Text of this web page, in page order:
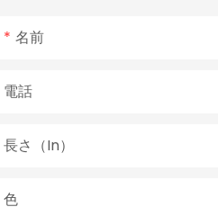
名前
電話
長さ（in）
色